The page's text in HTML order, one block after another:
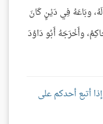
وبَاعَهُ فِي دَيْنٍ كَانَ
وأَخْرَجَهُ أَبُو دَاوُدَ
أتبع أحدكم على